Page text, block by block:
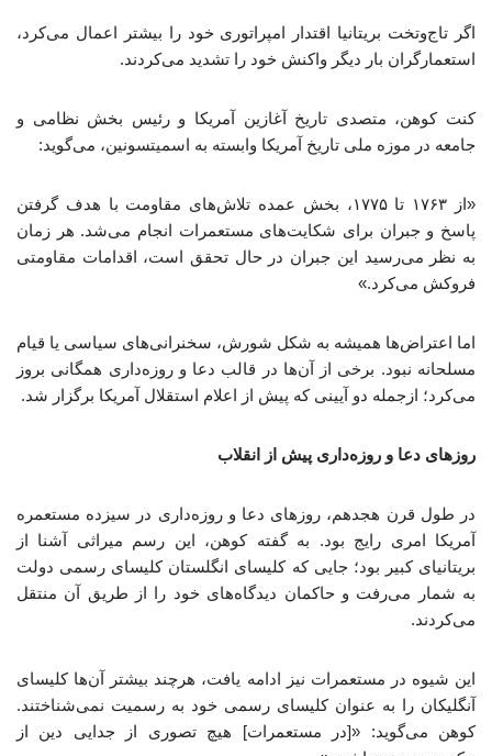
اگر تاج‌وتخت بریتانیا اقتدار امپراتوری خود را بیشتر اعمال می‌کرد،
استعمارگران بار دیگر واکنش خود را تشدید می‌کردند.
کنت کوهن، متصدی تاریخ آغازین آمریکا و رئیس بخش نظامی و
جامعه در موزه ملی تاریخ آمریکا وابسته به اسمیتسونین، می‌گوید:
«از ۱۷۶۳ تا ۱۷۷۵، بخش عمده تلاش‌های مقاومت با هدف گرفتن
پاسخ و جبران برای شکایت‌های مستعمرات انجام می‌شد. هر زمان
به نظر می‌رسید این جبران در حال تحقق است، اقدامات مقاومتی
فروکش می‌کرد.»
اما اعتراض‌ها همیشه به شکل شورش، سخنرانی‌های سیاسی یا قیام
مسلحانه نبود. برخی از آن‌ها در قالب دعا و روزه‌داری همگانی بروز
می‌کرد؛ ازجمله دو آیینی که پیش از اعلام استقلال آمریکا برگزار شد.
روزهای دعا و روزه‌داری پیش از انقلاب
در طول قرن هجدهم، روزهای دعا و روزه‌داری در سیزده مستعمره
آمریکا امری رایج بود. به گفته کوهن، این رسم میراثی آشنا از
بریتانیای کبیر بود؛ جایی که کلیسای انگلستان کلیسای رسمی دولت
به شمار می‌رفت و حاکمان دیدگاه‌های خود را از طریق آن منتقل
می‌کردند.
این شیوه در مستعمرات نیز ادامه یافت، هرچند بیشتر آن‌ها کلیسای
آنگلیکان را به عنوان کلیسای رسمی خود به رسمیت نمی‌شناختند.
کوهن می‌گوید: «[در مستعمرات] هیچ تصوری از جدایی دین از